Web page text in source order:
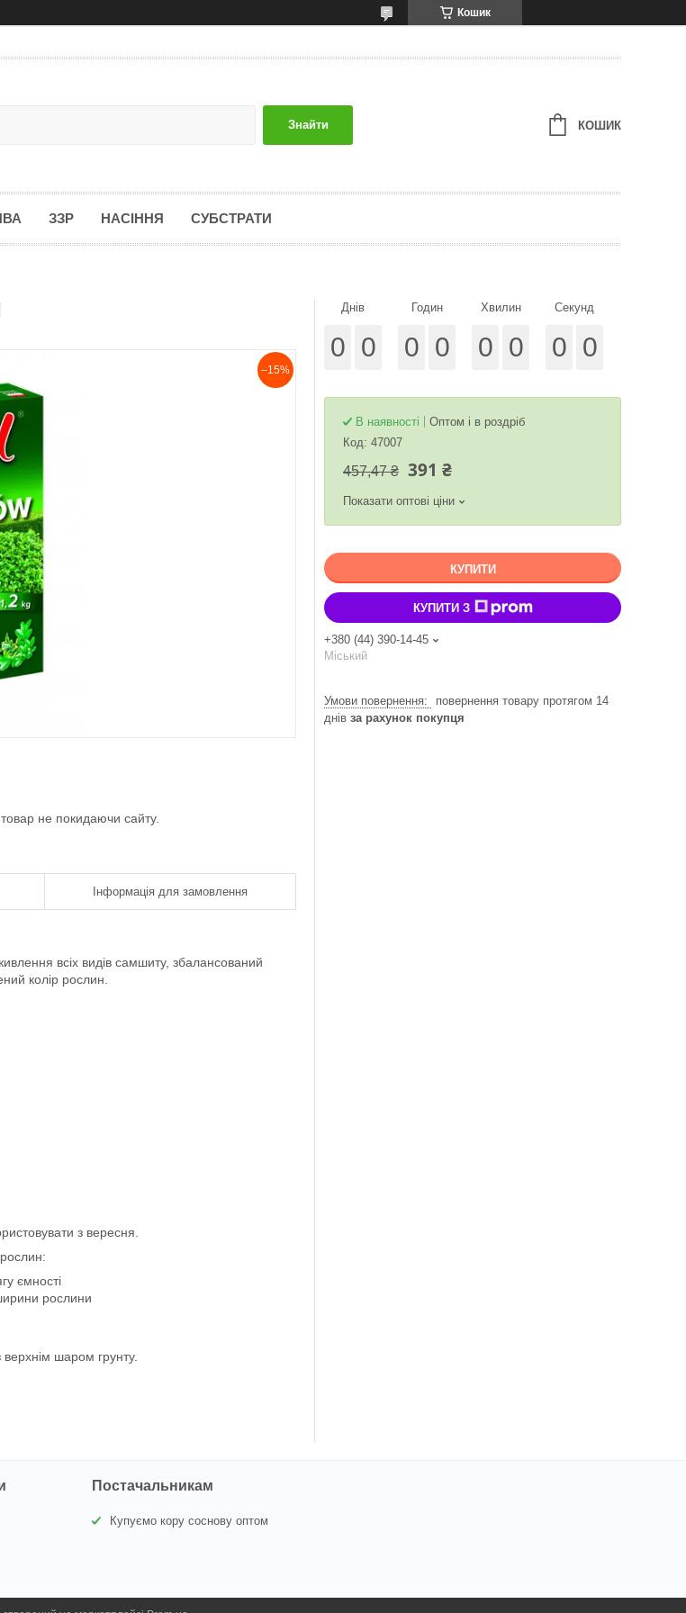
Кошик
Знайти КОШИК
ЗЗР НАСІННЯ СУБСТРАТИ
–15%
не покидаючи сайту.
Інформація для замовлення
всіх видів самшиту, збалансований
колір рослин.
з вересня.
ємності
рослини
верхнім шаром грунту.
Днів
0 0
Годин
0 0
Хвилин
0 0
Секунд
0 0
В наявності
Оптом і в роздріб
Код: 47007
457,47 ₴ 391 ₴
Показати оптові ціни
КУПИТИ
КУПИТИ З
+380 (44) 390-14-45
Міський
повернення товару протягом 14
днів за рахунок покупця
Постачальникам
Купуємо кору соснову оптом